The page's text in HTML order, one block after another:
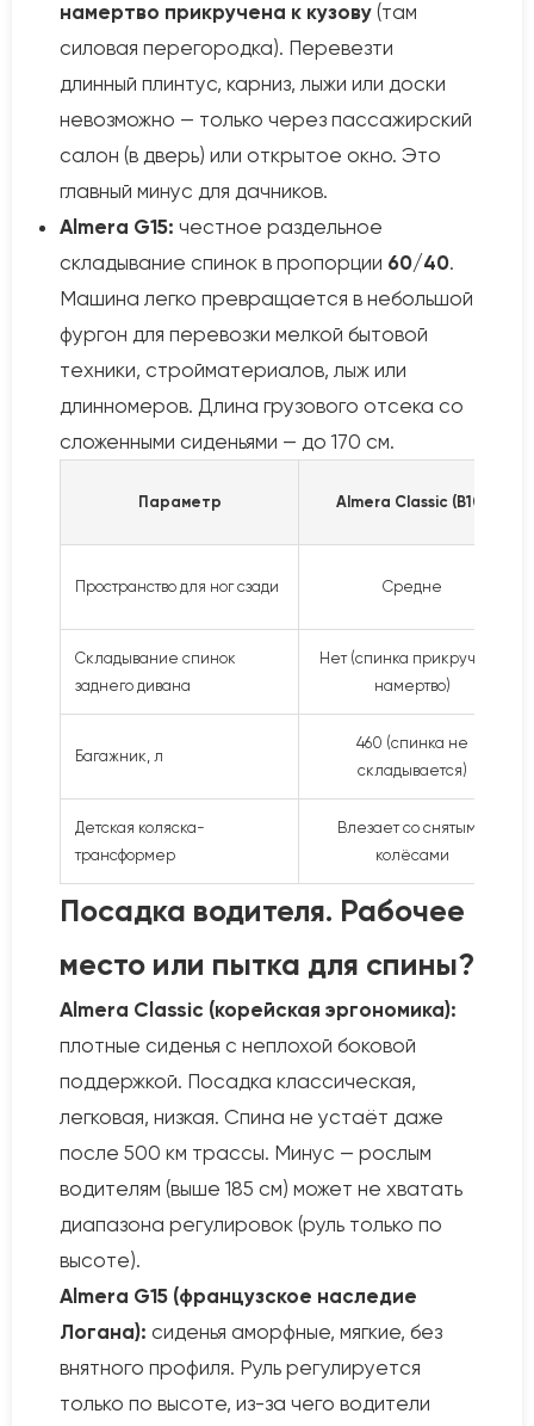
намертво прикручена к кузову (там
силовая перегородка). Перевезти
длинный плинтус, карниз, лыжи или доски
невозможно — только через пассажирский
салон (в дверь) или открытое окно. Это
главный минус для дачников.
Almera G15: честное раздельное
складывание спинок в пропорции 60/40.
Машина легко превращается в небольшой
фургон для перевозки мелкой бытовой
техники, стройматериалов, лыж или
длинномеров. Длина грузового отсека со
сложенными сиденьями — до 170 см.
Параметр Almera Classic (B10)
Пространство для ног сзади Средне
Складывание спинок
заднего дивана
Нет (спинка прикручена
намертво)
Багажник, л
460 (спинка не
складывается)
Детская коляска-
трансформер
Влезает со снятыми
колёсами
Посадка водителя. Рабочее
место или пытка для спины?
Almera Classic (корейская эргономика):
плотные сиденья с неплохой боковой
поддержкой. Посадка классическая,
легковая, низкая. Спина не устаёт даже
после 500 км трассы. Минус — рослым
водителям (выше 185 см) может не хватать
диапазона регулировок (руль только по
высоте).
Almera G15 (французское наследие
Логана): сиденья аморфные, мягкие, без
внятного профиля. Руль регулируется
только по высоте, из-за чего водители